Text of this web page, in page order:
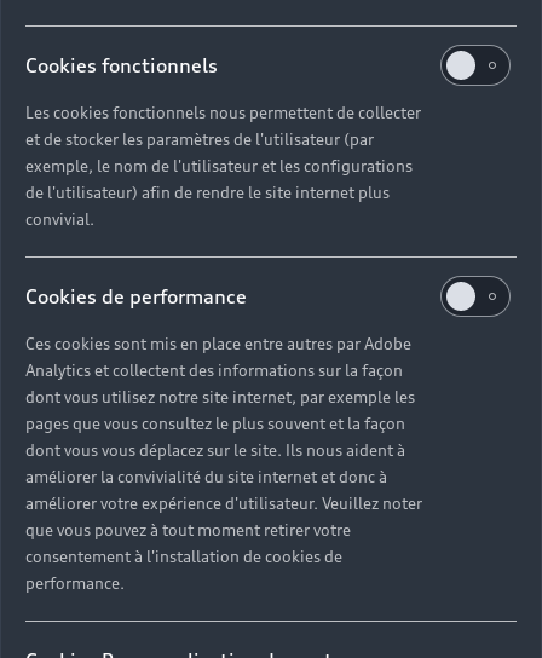
La concession Audi Monaco est ouverte du lundi au
vendredi de 9h00 à 12h30 et de 14h30 à 19h00
ainsi que le samedi de 10h00 à 12h00 et de 14h00 à
17h00.
Nos conseillers experts sont à votre écoute et
peuvent vous offrir leurs services du lundi au samedi
à l'adresse suivante : 15 boulevard Charles III, 98000
Monaco.
Découvrir la concession Audi Monaco
Faites le choix
d’un service sur-
Audi Monaco
Cookies fonctionnels
Les cookies fonctionnels nous permettent de collecter
et de stocker les paramètres de l'utilisateur (par
exemple, le nom de l'utilisateur et les configurations
de l'utilisateur) afin de rendre le site internet plus
convivial.
Cookies de performance
Ces cookies sont mis en place entre autres par Adobe
Analytics et collectent des informations sur la façon
dont vous utilisez notre site internet, par exemple les
pages que vous consultez le plus souvent et la façon
dont vous vous déplacez sur le site. Ils nous aident à
améliorer la convivialité du site internet et donc à
améliorer votre expérience d'utilisateur. Veuillez noter
que vous pouvez à tout moment retirer votre
consentement à l'installation de cookies de
performance.